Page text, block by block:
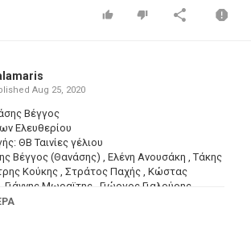
Aug 25, 2020
Βέγγος
Ελευθερίου
ΘΒ Ταινίες γέλιου
Βέγγος (Θανάσης) , Ελένη Ανουσάκη , Τάκης
Κούκης , Στράτος Παχής , Κώστας
Μωραϊτης , Γιώργος Γιαλούρης ,
Σημηριώτης , Γιώργος Ξύδης ,